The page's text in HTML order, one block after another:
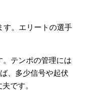
す。エリートの選手
テンポの管理には
、多少信号や起伏
です。